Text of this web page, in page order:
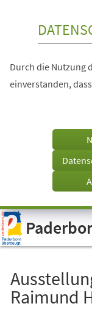
Visuelle
Assistenzsoftware
öffnen.
Durch die Nutzung
einverstanden,
Raimund